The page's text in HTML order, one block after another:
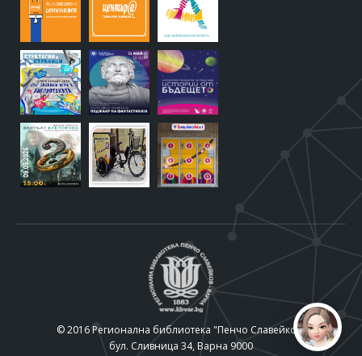
© 2016 Регионална библиотека "Пенчо Славейков"
бул. Сливница 34, Варна 9000